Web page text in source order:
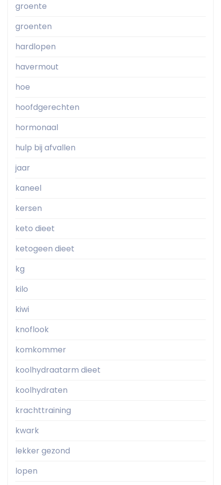
groente
groenten
hardlopen
havermout
hoe
hoofdgerechten
hormonaal
hulp bij afvallen
jaar
kaneel
kersen
keto dieet
ketogeen dieet
kg
kilo
kiwi
knoflook
komkommer
koolhydraatarm dieet
koolhydraten
krachttraining
kwark
lekker gezond
lopen